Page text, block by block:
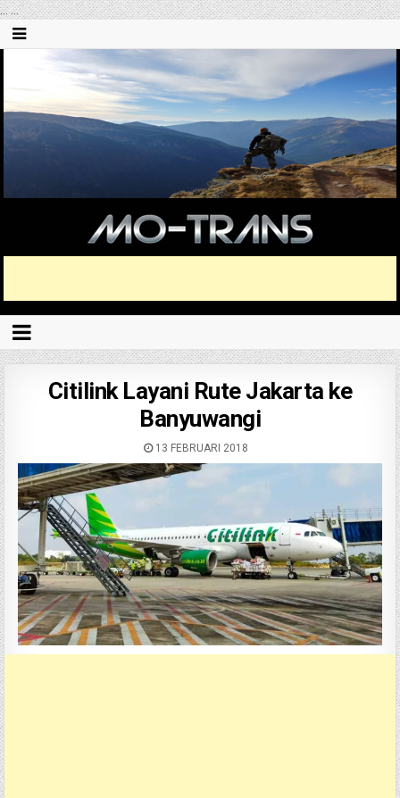
......
Citilink Layani Rute Jakarta ke
Banyuwangi
13 FEBRUARI 2018